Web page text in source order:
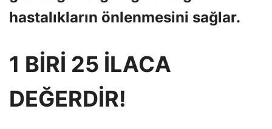
hastalıkların önlenmesini sağlar.
1 BİRİ 25 İLACA
DEĞERDİR!